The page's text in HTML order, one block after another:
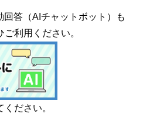
答（AIチャットボット）も
利用ください。
ださい。